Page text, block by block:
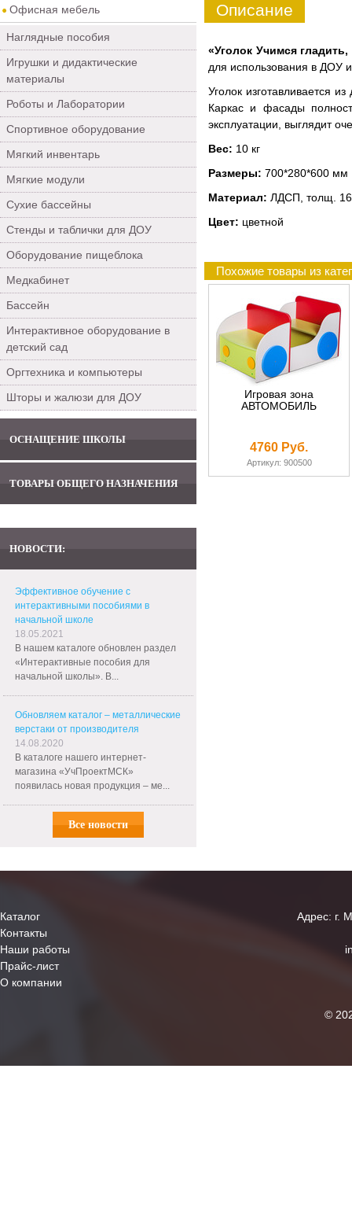
Офисная мебель
Наглядные пособия
Игрушки и дидактические
материалы
Роботы и Лаборатории
Спортивное оборудование
Мягкий инвентарь
Мягкие модули
Сухие бассейны
Стенды и таблички для ДОУ
Оборудование пищеблока
Медкабинет
Бассейн
Интерактивное оборудование в
детский сад
Оргтехника и компьютеры
Шторы и жалюзи для ДОУ
ОСНАЩЕНИЕ ШКОЛЫ
ТОВАРЫ ОБЩЕГО НАЗНАЧЕНИЯ
НОВОСТИ:
Эффективное обучение с
интерактивными пособиями в
начальной школе
18.05.2021
В нашем каталоге обновлен раздел
«Интерактивные пособия для
начальной школы». В...
Обновляем каталог – металлические
верстаки от производителя
14.08.2020
В каталоге нашего интернет-
магазина «УчПроектМСК»
появилась новая продукция – ме...
Все новости
Описание
«Уголок Учимся
для использования в ДОУ
Уголок изготавливается
Каркас и фасады
эксплуатации, выглядит
Вес: 10 кг
Размеры: 700*280*600 мм
Материал: ЛДСП, толщ.
Цвет: цветной
Похожие товары из
Игровая зона
АВТОМОБИЛЬ
4760 Руб.
Артикул: 900500
Каталог
Контакты
Наши работы
Прайс-лист
О компании
Адрес: г.
©